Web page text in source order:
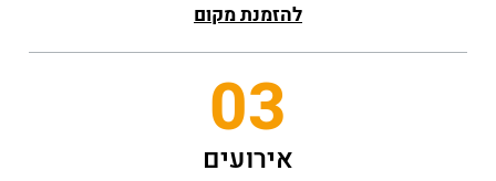
להזמנת מקום
03
אירועים